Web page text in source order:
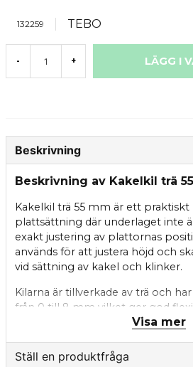
132259 TEBO
- + LÄGG I
Beskrivning
Beskrivning av Kakelkil trä
Kakelkil trä 55 mm är ett praktiskt
plattsättning där underlaget inte
exakt justering av plattornas
används för att justera höjd och
vid sättning av kakel och klinker.
Kilarna är tillverkade av trä och
från 0 till 8 mm vilket ger god
och golvarbeten. Den
plattornas yta.
Visa mer
Ställ en produktfråga